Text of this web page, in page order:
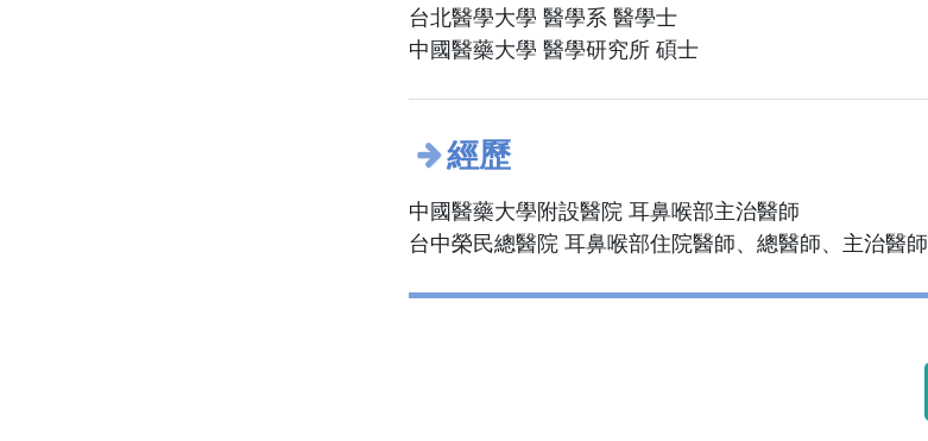
台北醫學大學 醫學系 醫學士
中國醫藥大學 醫學研究所 碩士
經歷
中國醫藥大學附設醫院 耳鼻喉部主治醫師
台中榮民總醫院 耳鼻喉部住院醫師、總醫師、主治醫師